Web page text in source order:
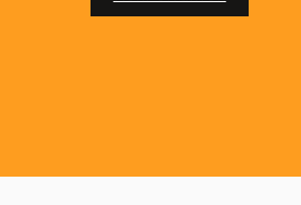
deutschlandweit.